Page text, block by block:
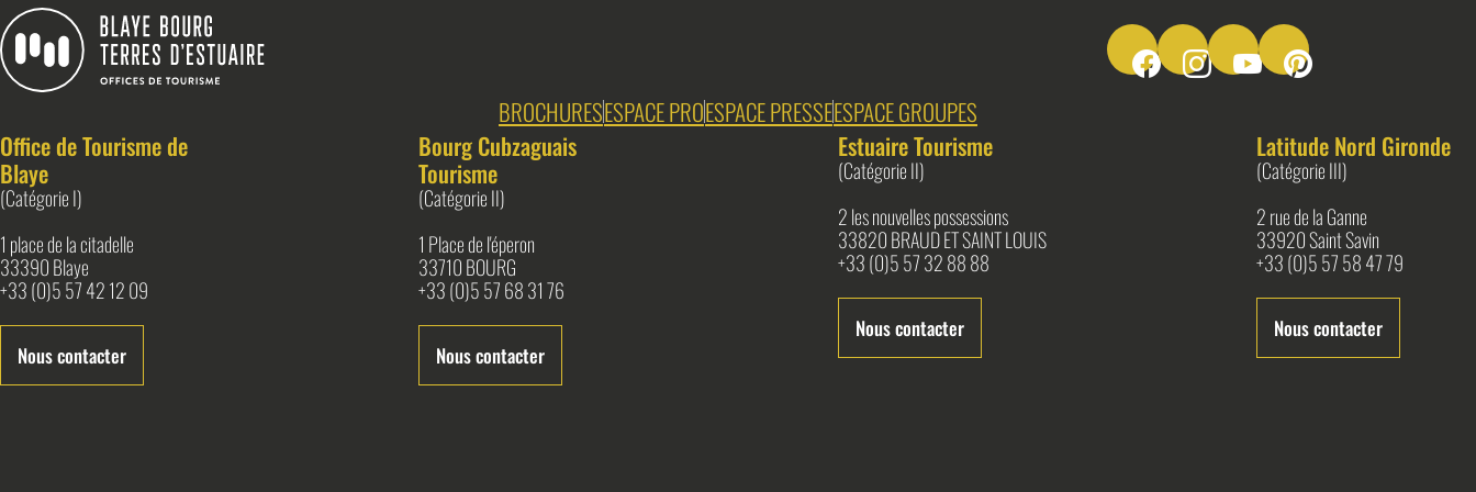
Suivez-nous sur Facebook
Suivez-nous sur Instagram
Suivez-nous sur Youtube
Suivez-nous sur
BROCHURESESPACE PROESPACE PRESSEESPACE GROUPES
Office de Tourisme de
Blaye
(Catégorie I)
1 place de la citadelle
33390 Blaye
+33 (0)5 57 42 12 09
Nous contacter
Bourg Cubzaguais
Tourisme
(Catégorie II)
1 Place de l'éperon
33710 BOURG
+33 (0)5 57 68 31 76
Nous contacter
Estuaire Tourisme
(Catégorie II)
2 les nouvelles possessions
33820 BRAUD ET SAINT LOUIS
+33 (0)5 57 32 88 88
Nous contacter
Latitude Nord Gironde
(Catégorie III)
2 rue de la Ganne
33920 Saint Savin
+33 (0)5 57 58 47 79
Nous contacter